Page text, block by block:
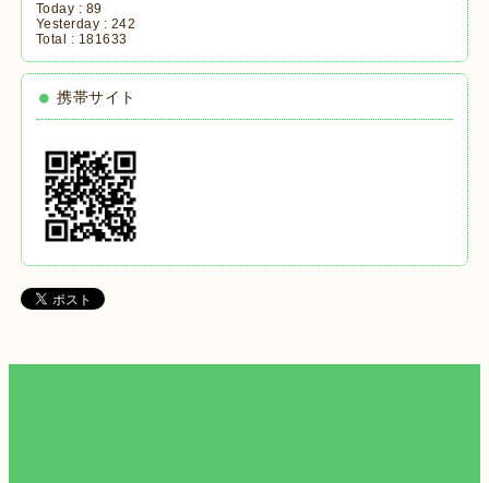
Today : 89
Yesterday : 242
Total : 181633
携帯サイト